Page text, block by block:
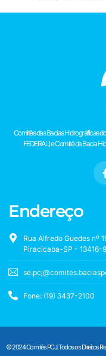
Comitês das Bacias Hidrográficas
FEDERAL) e Comitê da Bacia
Endereço
Rua Alfredo Guedes nº
Piracicaba-SP - 13416-
Fone: (19) 3437-2100
© 2024 Comitês PCJ. Todos os Direitos